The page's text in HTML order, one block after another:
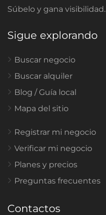
Súbelo y gana visibilidad.
Sigue explorando
Buscar negocio
Buscar alquiler
Blog / Guía local
Mapa del sitio
Registrar mi negocio
Verificar mi negocio
Planes y precios
Preguntas frecuentes
Contactos